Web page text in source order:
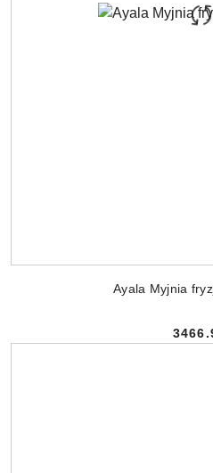
Ayala Myjnia